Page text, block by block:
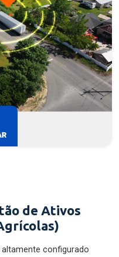
de Ativos
configurado